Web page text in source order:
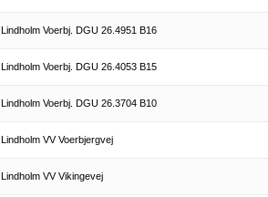
Lindholm Voerbj. DGU 26.4951 B16
Lindholm Voerbj. DGU 26.4053 B15
Lindholm Voerbj. DGU 26.3704 B10
Lindholm VV Voerbjergvej
Lindholm VV Vikingevej